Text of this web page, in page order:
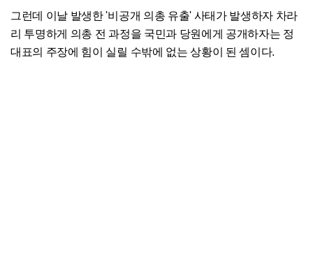
그런데 이날 발생한 '비공개 의총 유출' 사태가 발생하자 차라
리 투명하게 의총 전 과정을 국민과 당원에게 공개하자는 정
대표의 주장에 힘이 실릴 수밖에 없는 상황이 된 셈이다.